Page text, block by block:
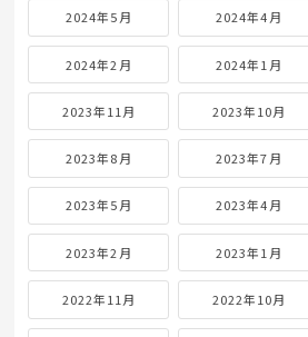
2024年5月 2024年4月
2024年2月 2024年1月
2023年11月 2023年10月
2023年8月 2023年7月
2023年5月 2023年4月
2023年2月 2023年1月
2022年11月 2022年10月